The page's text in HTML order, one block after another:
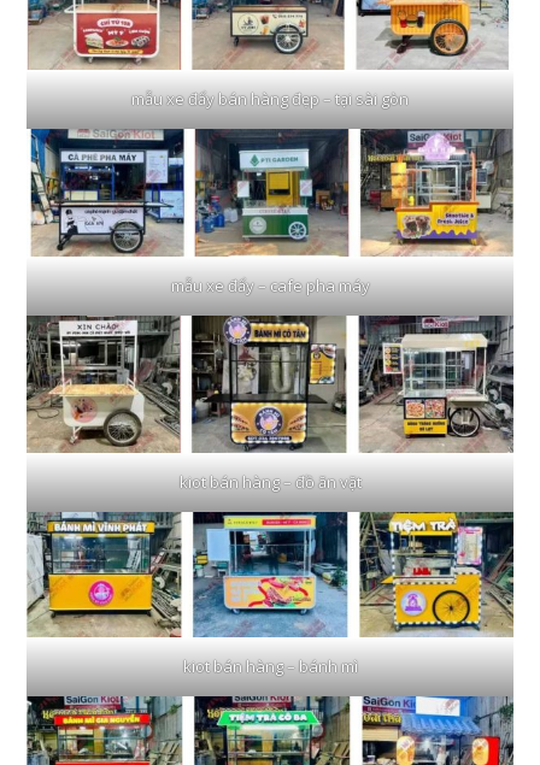
mẫu xe đẩy bán hàng đẹp – tại sài gòn
mẫu xe đẩy – cafe pha máy
kiot bán hàng – đồ ăn vặt
kiot bán hàng – bánh mì